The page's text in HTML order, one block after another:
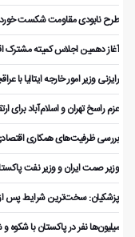
طرح نابودی مقاومت شکست خورد؛
آغاز دهمین اجلاس کمیته مشترک
رایزنی وزیر امور خارجه ایتالیا با
عزم راسخ تهران و اسلام‌آباد برای
بررسی ظرفیت‌های همکاری
وزیر صمت ایران و وزیر نفت
پزشکیان: سخت‌ترین شرایط پس از
میلیون‌ها نفر در پاکستان با شکوه